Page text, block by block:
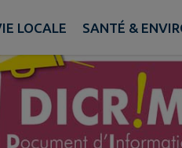
LOCALE SANTÉ &